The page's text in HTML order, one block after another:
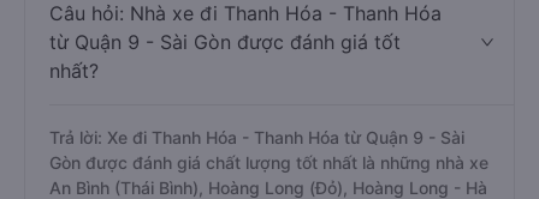
Câu hỏi: Nhà xe đi Thanh Hóa - Thanh Hóa
từ Quận 9 - Sài Gòn được đánh giá tốt
nhất?
Trả lời: Xe đi Thanh Hóa - Thanh Hóa từ Quận 9 - Sài
Gòn được đánh giá chất lượng tốt nhất là những nhà xe
An Bình (Thái Bình), Hoàng Long (Đỏ), Hoàng Long - Hà